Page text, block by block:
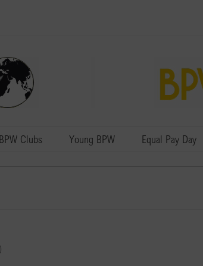
BPW Clubs Young BPW Equal Pay Day